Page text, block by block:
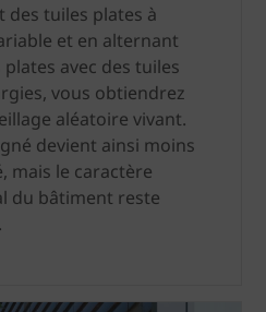
des tuiles plates à
et en alternant
avec des tuiles
vous obtiendrez
aléatoire vivant.
devient ainsi moins
mais le caractère
du bâtiment reste